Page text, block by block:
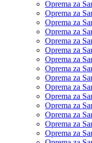
Oprema za
Oprema za
Oprema za
Oprema za
Oprema za
Oprema za
Oprema za
Oprema za
Oprema za
Oprema za
Oprema za
Oprema za
Oprema za
Oprema za
Oprema za